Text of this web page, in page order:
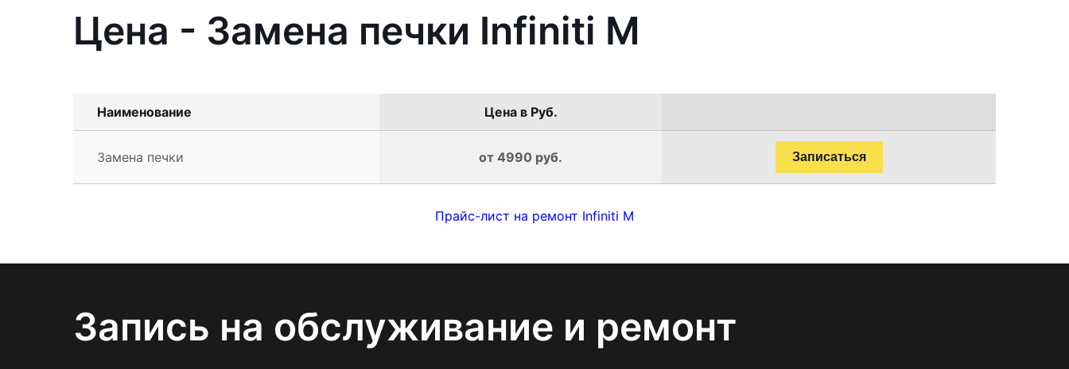
Цена - Замена печки Infiniti M
Наименование Цена в Руб.
Замена печки от 4990 руб. Записаться
Прайс-лист на ремонт Infiniti M
Запись на обслуживание и ремонт